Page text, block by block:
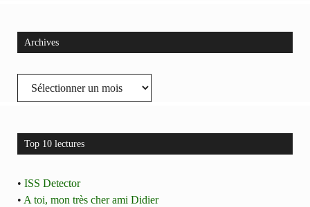
Archives
Archives
Top 10 lectures
• ISS Detector
• A toi, mon très cher ami Didier